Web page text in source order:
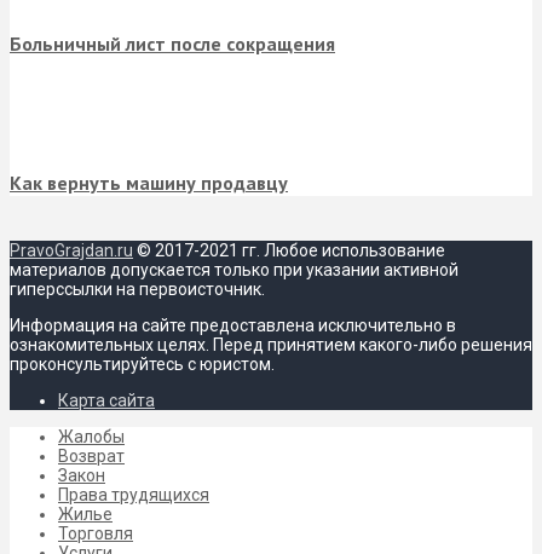
Больничный лист после сокращения
Как вернуть машину продавцу
PravoGrajdan.ru © 2017-2021 гг. Любое использование
материалов допускается только при указании активной
гиперссылки на первоисточник.
Информация на сайте предоставлена исключительно в
ознакомительных целях. Перед принятием какого-либо решения
проконсультируйтесь с юристом.
Карта сайта
Жалобы
Возврат
Закон
Права трудящихся
Жилье
Торговля